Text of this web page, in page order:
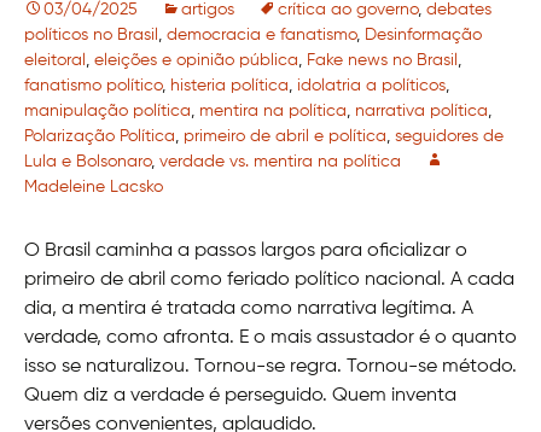
03/04/2025 artigos crítica ao governo, debates
políticos no Brasil , democracia e fanatismo, Desinformação
eleitoral , eleições e opinião pública, Fake news no Brasil ,
fanatismo político, histeria política, idolatria a políticos,
manipulação política, mentira na política, narrativa política,
Polarização Política, primeiro de abril e política, seguidores de
Lula e Bolsonaro, verdade vs. mentira na política
Madeleine Lacsko
O Brasil caminha a passos largos para oficializar o
primeiro de abril como feriado político nacional. A cada
dia, a mentira é tratada como narrativa legítima. A
verdade, como afronta. E o mais assustador é o quanto
isso se naturalizou. Tornou-se regra. Tornou-se método.
Quem diz a verdade é perseguido. Quem inventa
versões convenientes, aplaudido.